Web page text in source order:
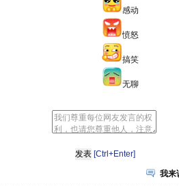
感动
愤怒
搞笑
无聊
[Ctrl+Enter]
我来